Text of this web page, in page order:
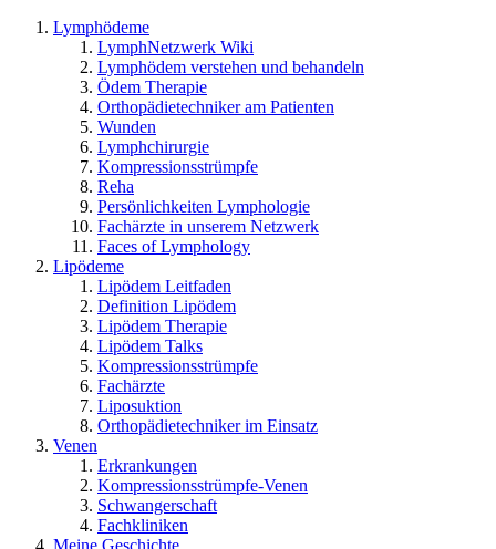
Lymphödeme
LymphNetzwerk Wiki
Lymphödem verstehen und behandeln
Ödem Therapie
Orthopädietechniker am Patienten
Wunden
Lymphchirurgie
Kompressionsstrümpfe
Reha
Persönlichkeiten Lymphologie
Fachärzte in unserem Netzwerk
Faces of Lymphology
Lipödeme
Lipödem Leitfaden
Definition Lipödem
Lipödem Therapie
Lipödem Talks
Kompressionsstrümpfe
Fachärzte
Liposuktion
Orthopädietechniker im Einsatz
Venen
Erkrankungen
Kompressionsstrümpfe-Venen
Schwangerschaft
Fachkliniken
Meine Geschichte